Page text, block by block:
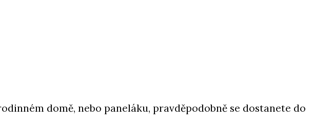
domě, nebo paneláku, pravděpodobně se dostanete do